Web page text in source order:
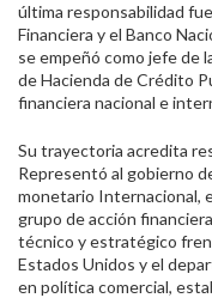
última responsabilidad
Financiera y el Banco
se empeñó como jefe de
de Hacienda de Crédito
financiera nacional e
Su trayectoria acredita
Representó al gobierno
monetario Internacional,
grupo de acción
técnico y estratégico
Estados Unidos y el
en política comercial,